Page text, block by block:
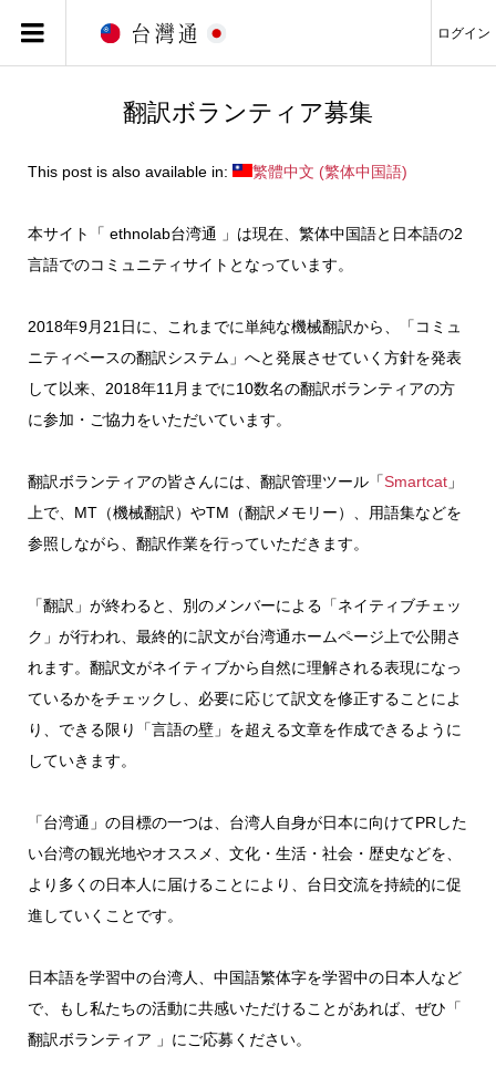
ログイン
翻訳ボランティア募集
This post is also available in: 繁體中文 (繁体中国語)
本サイト「 ethnolab台湾通 」は現在、繁体中国語と日本語の2
言語でのコミュニティサイトとなっています。
2018年9月21日に、これまでに単純な機械翻訳から、「コミュ
ニティベースの翻訳システム」へと発展させていく方針を発表
して以来、2018年11月までに10数名の翻訳ボランティアの方
に参加・ご協力をいただいています。
翻訳ボランティアの皆さんには、翻訳管理ツール「Smartcat」
上で、MT（機械翻訳）やTM（翻訳メモリー）、用語集などを
参照しながら、翻訳作業を行っていただきます。
「翻訳」が終わると、別のメンバーによる「ネイティブチェッ
ク」が行われ、最終的に訳文が台湾通ホームページ上で公開さ
れます。翻訳文がネイティブから自然に理解される表現になっ
ているかをチェックし、必要に応じて訳文を修正することによ
り、できる限り「言語の壁」を超える文章を作成できるように
していきます。
「台湾通」の目標の一つは、台湾人自身が日本に向けてPRした
い台湾の観光地やオススメ、文化・生活・社会・歴史などを、
より多くの日本人に届けることにより、台日交流を持続的に促
進していくことです。
日本語を学習中の台湾人、中国語繁体字を学習中の日本人など
で、もし私たちの活動に共感いただけることがあれば、ぜひ「
翻訳ボランティア 」にご応募ください。